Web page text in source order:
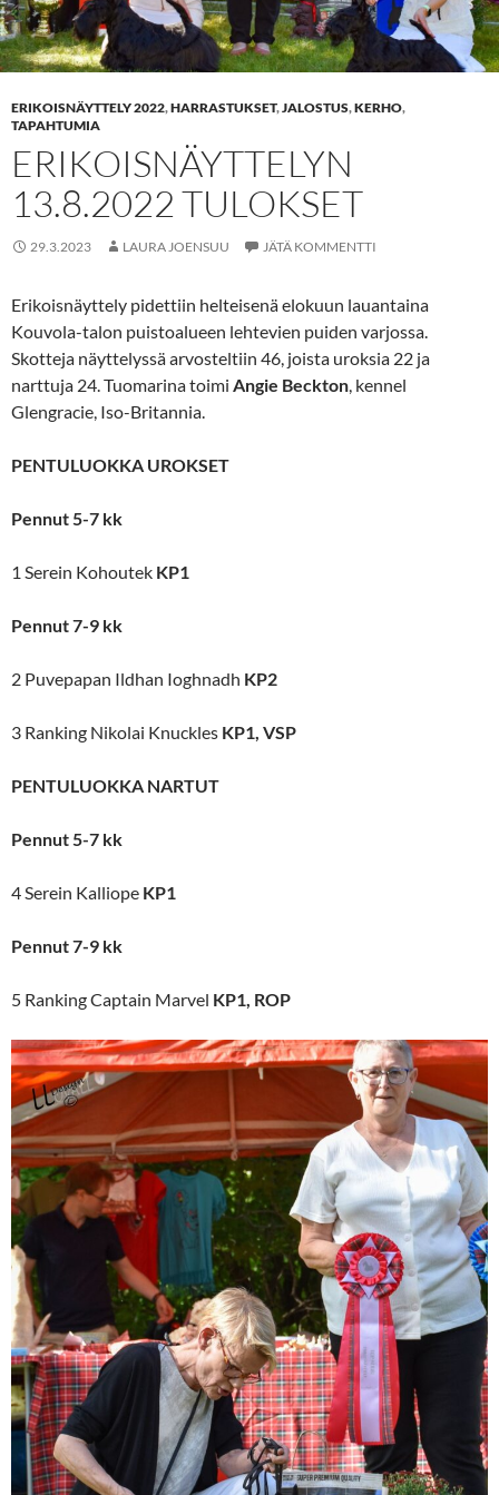
ERIKOISNÄYTTELY 2022,HARRASTUKSET,JALOSTUS,KERHO,
TAPAHTUMIA
ERIKOISNÄYTTELYN
13.8.2022 TULOKSET
29.3.2023 LAURA JOENSUU JÄTÄ KOMMENTTI
Erikoisnäyttely pidettiin helteisenä elokuun lauantaina
Kouvola-talon puistoalueen lehtevien puiden varjossa.
Skotteja näyttelyssä arvosteltiin 46, joista uroksia 22 ja
narttuja 24. Tuomarina toimi Angie Beckton, kennel
Glengracie, Iso-Britannia.
PENTULUOKKA UROKSET
Pennut 5-7 kk
1 Serein Kohoutek KP1
Pennut 7-9 kk
2 Puvepapan Ildhan Ioghnadh KP2
3 Ranking Nikolai Knuckles KP1, VSP
PENTULUOKKA NARTUT
Pennut 5-7 kk
4 Serein Kalliope KP1
Pennut 7-9 kk
5 Ranking Captain Marvel KP1, ROP